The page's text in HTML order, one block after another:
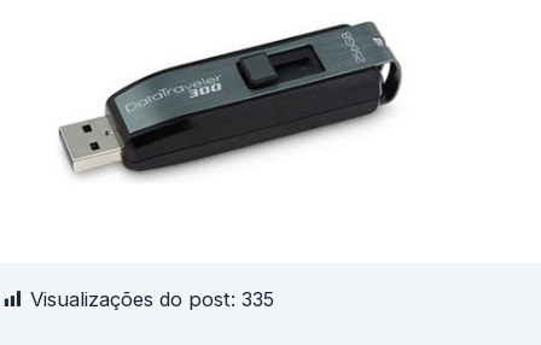
Visualizações do post: 335